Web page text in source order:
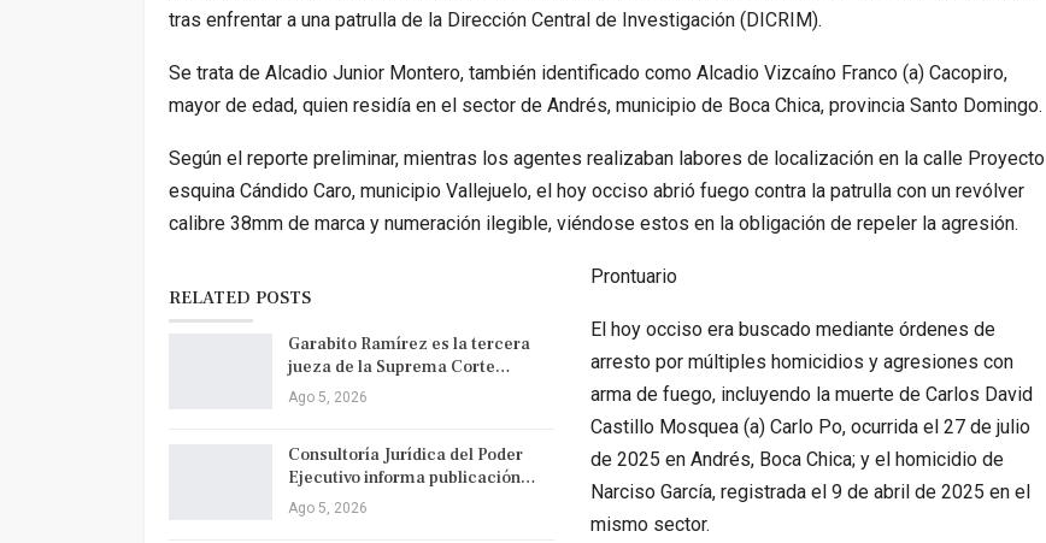
tras enfrentar a una patrulla de la Dirección Central de Investigación (DICRIM).
Se trata de Alcadio Junior Montero, también identificado como Alcadio Vizcaíno Franco (a) Cacopiro,
mayor de edad, quien residía en el sector de Andrés, municipio de Boca Chica, provincia Santo Domingo.
Según el reporte preliminar, mientras los agentes realizaban labores de localización en la calle Proyecto
esquina Cándido Caro, municipio Vallejuelo, el hoy occiso abrió fuego contra la patrulla con un revólver
calibre 38mm de marca y numeración ilegible, viéndose estos en la obligación de repeler la agresión.
RELATED POSTS
Garabito Ramírez es la tercera
jueza de la Suprema Corte…
Ago 5, 2026
Consultoría Jurídica del Poder
Ejecutivo informa publicación…
Ago 5, 2026
Prontuario
El hoy occiso era buscado mediante órdenes de
arresto por múltiples homicidios y agresiones con
arma de fuego, incluyendo la muerte de Carlos David
Castillo Mosquea (a) Carlo Po, ocurrida el 27 de julio
de 2025 en Andrés, Boca Chica; y el homicidio de
Narciso García, registrada el 9 de abril de 2025 en el
mismo sector.